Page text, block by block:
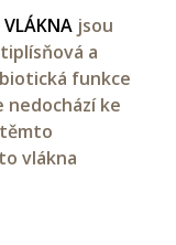
jsou
a
funkce
ke
vlákna